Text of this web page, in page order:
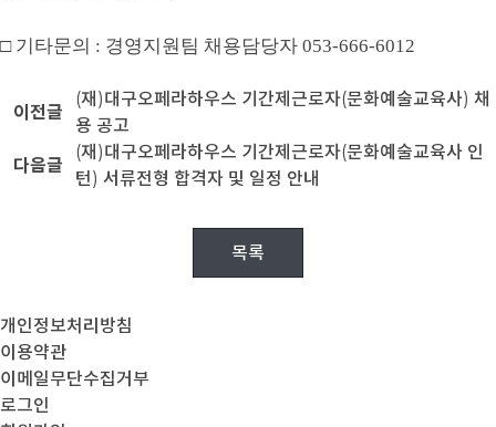
□ 기타문의 : 경영지원팀 채용담당자 053-666-6012
이전글
(재)대구오페라하우스 기간제근로자(문화예술교육사) 채
용 공고
다음글
(재)대구오페라하우스 기간제근로자(문화예술교육사 인
턴) 서류전형 합격자 및 일정 안내
목록
개인정보처리방침
이용약관
이메일무단수집거부
로그인